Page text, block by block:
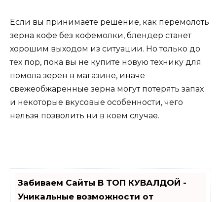
Если вы принимаете решение, как перемолоть
зерна кофе без кофемолки, блендер станет
хорошим выходом из ситуации. Но только до
тех пор, пока вы не купите новую технику для
помола зерен в магазине, иначе
свежеобжаренные зерна могут потерять запах
и некоторые вкусовые особенности, чего
нельзя позволить ни в коем случае.
Забиваем Сайты В ТОП КУВАЛДОЙ -
Уникальные возможности от